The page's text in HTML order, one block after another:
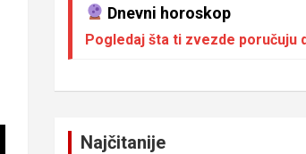
Dnevni horoskop
Pogledaj šta ti zvezde poručuju
Najčitanije